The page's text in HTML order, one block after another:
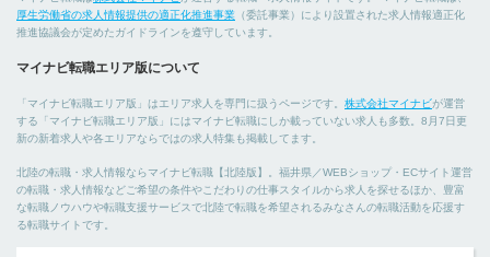
厚生労働省の求人情報提供の適正化推進事業 （委託事業）により設置された求人情報適正化
推進協議会が定めたガイドラインを遵守しています。
マイナビ転職エリア版について
「マイナビ転職エリア版」はエリア求人を専門に扱うページです。 株式会社マイナビが運営
する「マイナビ転職エリア版」にはマイナビ転職にしか載っていない求人も多数。8月7日更
新の新着求人や各エリアならではの求人特集も掲載してます。
北陸の転職・求人情報ならマイナビ転職【北陸版】。福井県／WEBショップ・ECサイト運営
の転職・求人情報などご希望の条件やこだわりの仕事スタイルから求人を探せるほか、豊富
な転職ノウハウや転職支援サービスで北陸で転職を希望されるみなさんの転職活動を応援す
る転職サイトです。